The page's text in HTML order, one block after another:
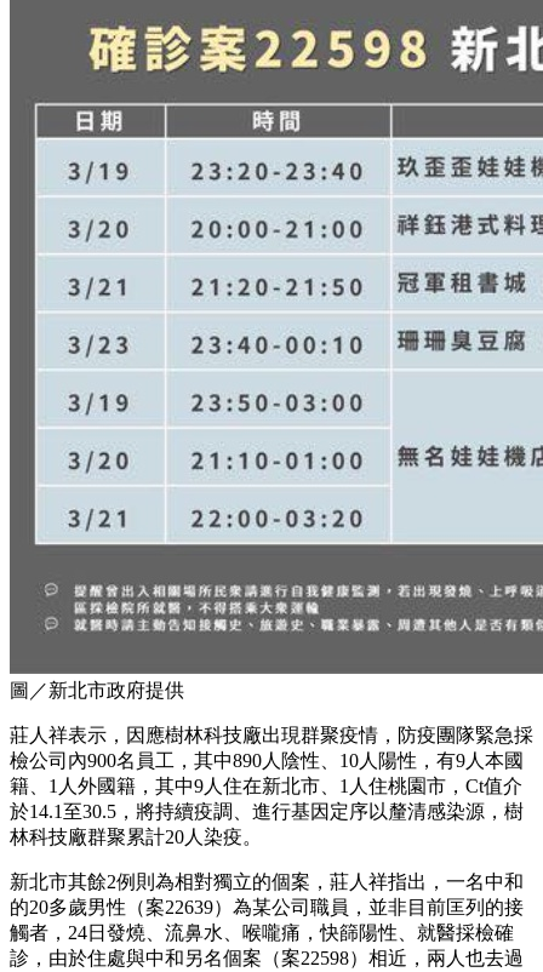
圖／新北市政府提供
莊人祥表示，因應樹林科技廠出現群聚疫情，防疫團隊緊急採
檢公司內900名員工，其中890人陰性、10人陽性，有9人本國
籍、1人外國籍，其中9人住在新北市、1人住桃園市，Ct值介
於14.1至30.5，將持續疫調、進行基因定序以釐清感染源，樹
林科技廠群聚累計20人染疫。
新北市其餘2例則為相對獨立的個案，莊人祥指出，一名中和
的20多歲男性（案22639）為某公司職員，並非目前匡列的接
觸者，24日發燒、流鼻水、喉嚨痛，快篩陽性、就醫採檢確
診，由於住處與中和另名個案（案22598）相近，兩人也去過